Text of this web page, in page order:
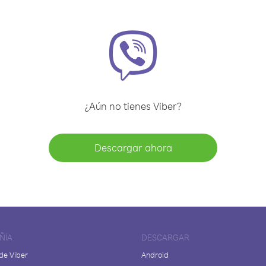
¿Aún no tienes Viber?
Descargar ahora
Viber
DESCARGAR
Android